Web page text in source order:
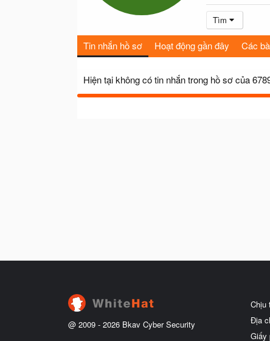
Tìm
Tin nhắn hồ sơ Hoạt động gần đây Các
Hiện tại không có tin nhắn trong hồ sơ của
@ 2009 - 2026 Bkav Cyber Security
Chịu
Địa
Giấy